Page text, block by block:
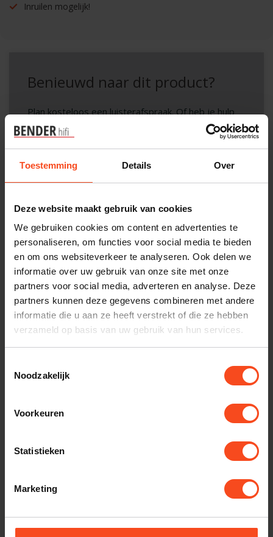
Toestemming Details Over
Deze website maakt gebruik van cookies
We gebruiken cookies om content en advertenties te
personaliseren, om functies voor social media te bieden
en om ons websiteverkeer te analyseren. Ook delen we
informatie over uw gebruik van onze site met onze
partners voor social media, adverteren en analyse. Deze
partners kunnen deze gegevens combineren met andere
informatie die u aan ze heeft verstrekt of die ze hebben
verzameld op basis van uw gebruik van hun services.
Noodzakelijk
Voorkeuren
Statistieken
Marketing
Inruilen mogelijk!
Benieuwd naar dit product?
Plan kosteloos een luisterafspraak. Of heb je hulp
nodig bij je bestelling? Neem contact op met onze
klantenservice.
Interesse in product
Productomschrijving
Reviews
Gerelateerde producten
YAMAHA
Yamaha RX-A2A
€1.199,00
Yamaha RX-A4A
€1.999,00
€1.799,00